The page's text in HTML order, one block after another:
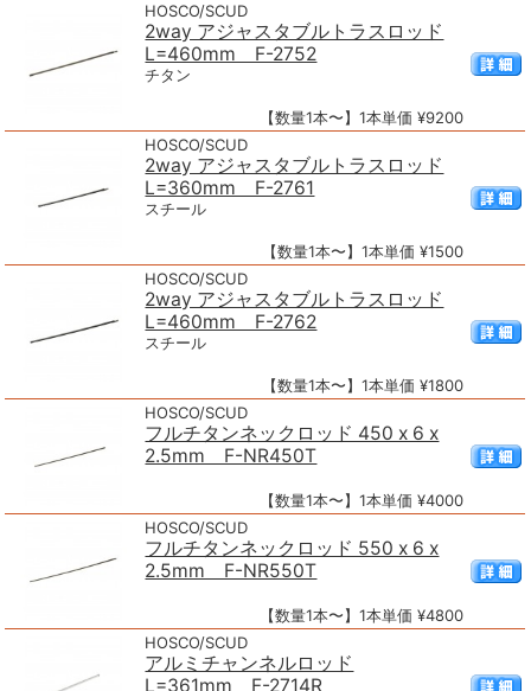
HOSCO/SCUD
2way アジャスタブルトラスロッド
L=460mm F-2752
チタン
【数量1本〜】1本単価 ¥9200
HOSCO/SCUD
2way アジャスタブルトラスロッド
L=360mm F-2761
スチール
【数量1本〜】1本単価 ¥1500
HOSCO/SCUD
2way アジャスタブルトラスロッド
L=460mm F-2762
スチール
【数量1本〜】1本単価 ¥1800
HOSCO/SCUD
フルチタンネックロッド 450 x 6 x
2.5mm F-NR450T
【数量1本〜】1本単価 ¥4000
HOSCO/SCUD
フルチタンネックロッド 550 x 6 x
2.5mm F-NR550T
【数量1本〜】1本単価 ¥4800
HOSCO/SCUD
アルミチャンネルロッド
L=361mm F-2714R